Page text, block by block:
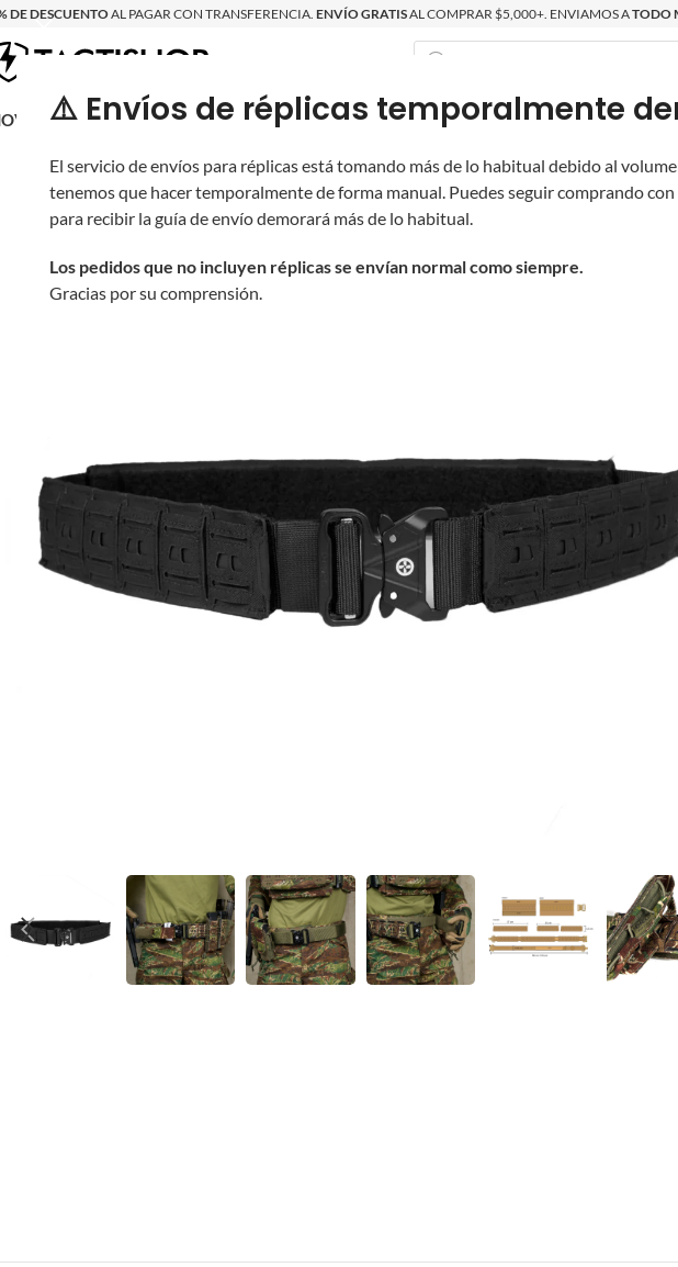
⚠️ Envíos de réplicas temporalmente
El servicio de envíos para réplicas está tomando más de lo habitual debido al
tenemos que hacer temporalmente de forma manual. Puedes seguir comprando
para recibir la guía de envío demorará más de lo habitual.
Los pedidos que no incluyen réplicas se envían normal como siempre.
Gracias por su comprensión.
DE DESCUENTOAL PAGAR CON TRANSFERENCIA. ENVÍO GRATISAL COMPRAR $5,000+. ENVIAMOS ATODO
RÉPLICASPARTES Y ACCESORIOSEQUIPOPRODUCTOS NUEVOS